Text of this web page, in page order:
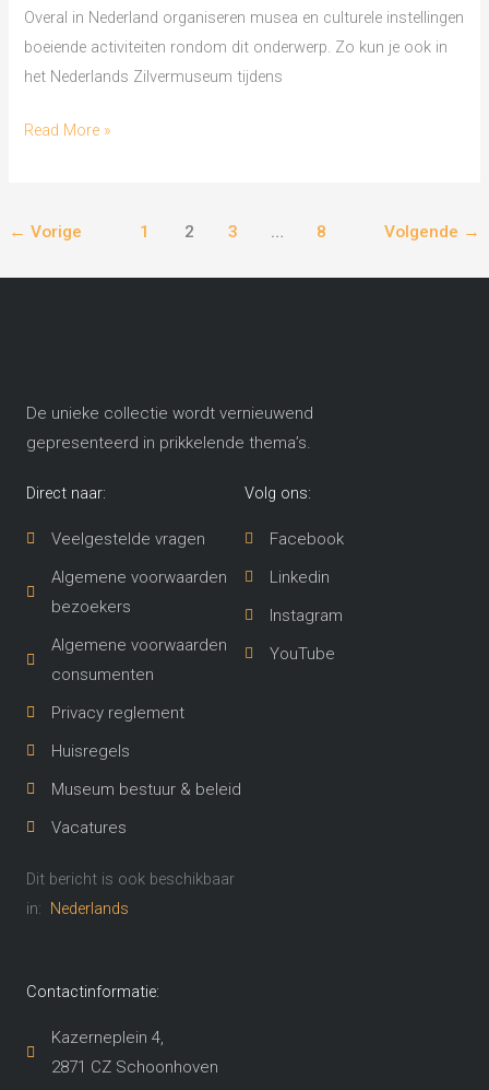
Overal in Nederland organiseren musea en culturele instellingen
boeiende activiteiten rondom dit onderwerp. Zo kun je ook in
het Nederlands Zilvermuseum tijdens
Read More »
← Vorige 1 2 3 … 8 Volgende →
De unieke collectie wordt vernieuwend
gepresenteerd in prikkelende thema’s​.
Direct naar:
Veelgestelde vragen
Algemene voorwaarden
bezoekers
Algemene voorwaarden
consumenten
Privacy reglement
Huisregels
Museum bestuur & beleid
Vacatures
Dit bericht is ook beschikbaar
in: Nederlands
Volg ons:
Facebook
Linkedin
Instagram
YouTube
Contactinformatie:
Kazerneplein 4,
2871 CZ Schoonhoven​